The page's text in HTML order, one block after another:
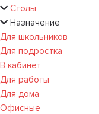
Столы
Назначение
Для школьников
Для подростка
В кабинет
Для работы
Для дома
Офисные